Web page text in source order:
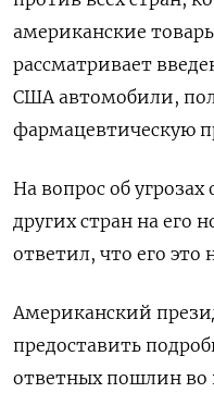
американские
рассматривает
США автомобили,
фармацевтическую
На вопрос об
других стран на
ответил, что его это
Американский
предоставить
ответных пошлин во